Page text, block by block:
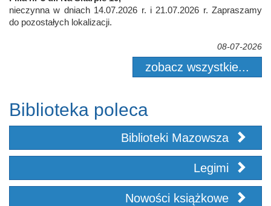
nieczynna w dniach 14.07.2026 r. i 21.07.2026 r. Zapraszamy
do pozostałych lokalizacji.
08-07-2026
zobacz wszystkie...
Biblioteka poleca
Biblioteki Mazowsza
Legimi
Nowości książkowe